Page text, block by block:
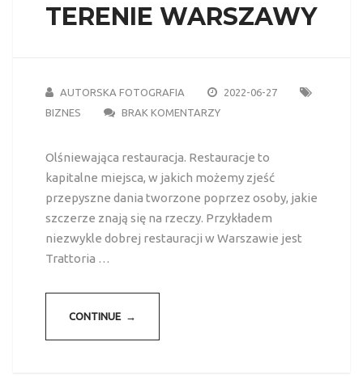
TERENIE WARSZAWY
AUTORSKA FOTOGRAFIA
2022-06-27
BIZNES
BRAK KOMENTARZY
Olśniewająca restauracja. Restauracje to
kapitalne miejsca, w jakich możemy zjeść
przepyszne dania tworzone poprzez osoby, jakie
szczerze znają się na rzeczy. Przykładem
niezwykle dobrej restauracji w Warszawie jest
Trattoria …
CONTINUE →